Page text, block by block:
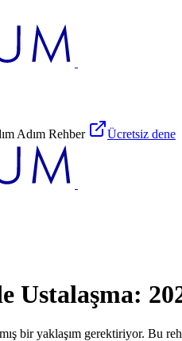
Adım Rehber Ücretsiz dene
Ustalaşma:
bir yaklaşım gerektiriyor. Bu